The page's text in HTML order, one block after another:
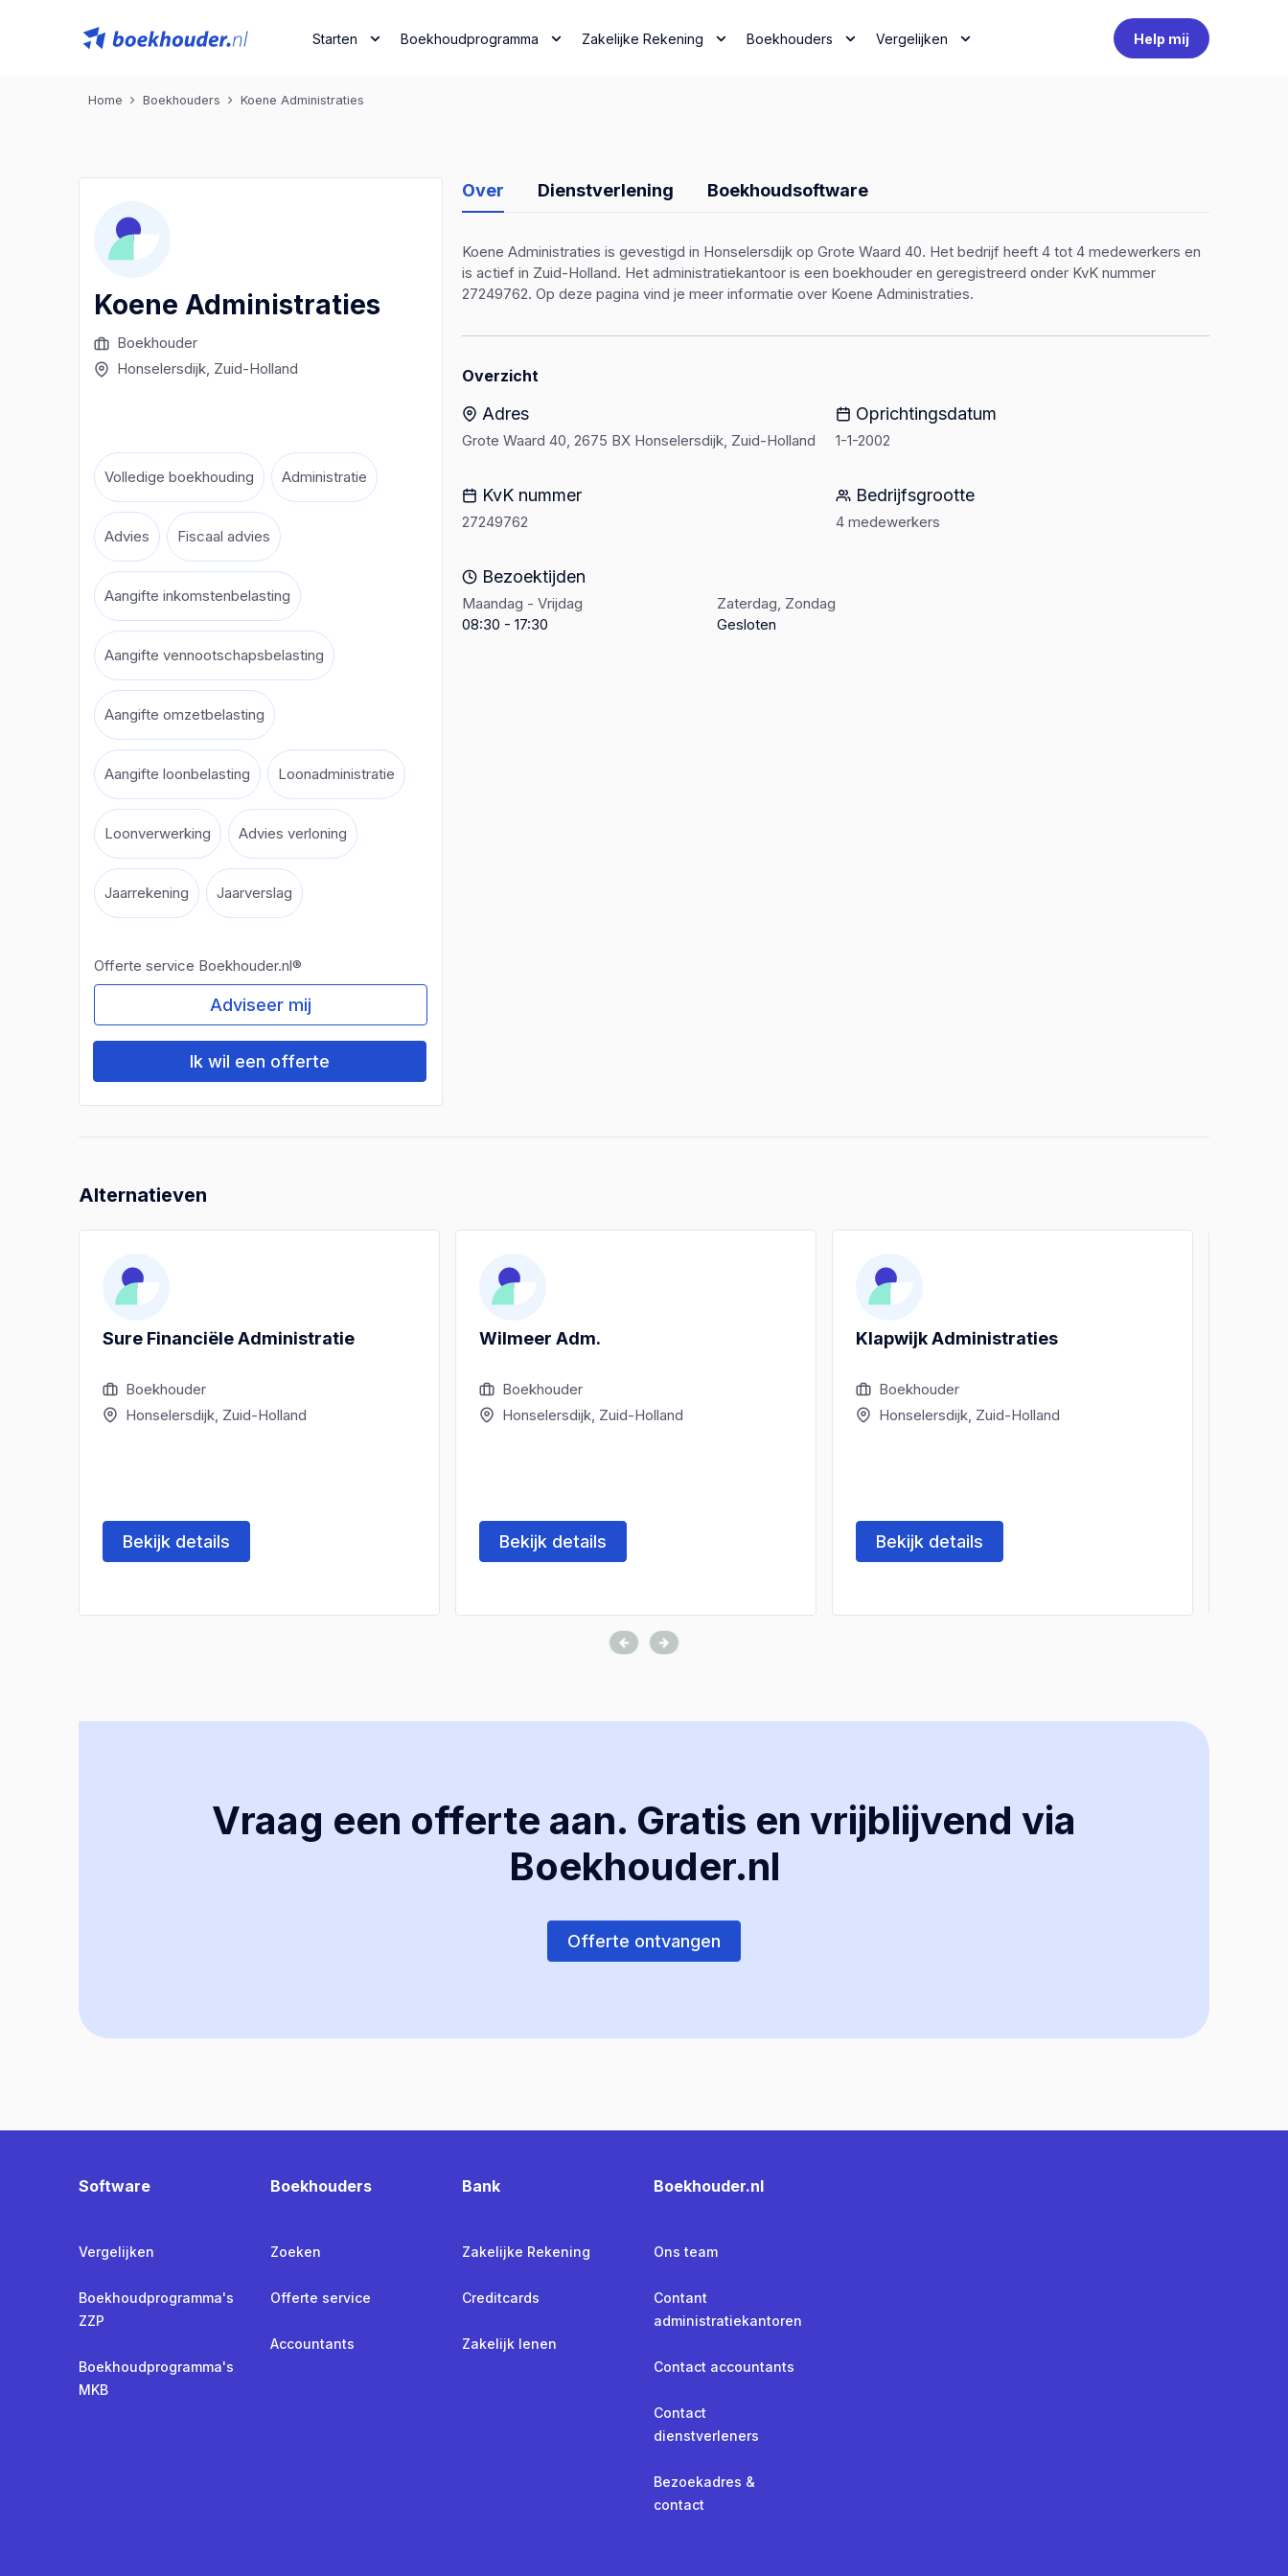
Starten Boekhoudprogramma Zakelijke Rekening Boekhouders Vergelijken Help mij
Home Boekhouders Koene Administraties
Koene Administraties
Boekhouder
Honselersdijk, Zuid-Holland
Volledige boekhouding Administratie
Advies Fiscaal advies
Aangifte inkomstenbelasting
Aangifte vennootschapsbelasting
Aangifte omzetbelasting
Aangifte loonbelasting Loonadministratie
Loonverwerking Advies verloning
Jaarrekening Jaarverslag
Offerte service Boekhouder.nl®
Adviseer mij
Ik wil een offerte
Over Dienstverlening Boekhoudsoftware
Koene Administraties is gevestigd in Honselersdijk op Grote Waard 40. Het bedrijf heeft 4 tot 4 medewerkers en
is actief in Zuid-Holland. Het administratiekantoor is een boekhouder en geregistreerd onder KvK nummer
27249762. Op deze pagina vind je meer informatie over Koene Administraties.
Overzicht
Adres
Grote Waard 40, 2675 BX Honselersdijk, Zuid-Holland
Oprichtingsdatum
1-1-2002
KvK nummer
27249762
Bedrijfsgrootte
4 medewerkers
Bezoektijden
Maandag - Vrijdag
08:30 - 17:30
Zaterdag, Zondag
Gesloten
Alternatieven
Sure Financiële Administratie
Boekhouder
Honselersdijk, Zuid-Holland
Bekijk details
Wilmeer Adm.
Boekhouder
Honselersdijk, Zuid-Holland
Bekijk details
Klapwijk Administraties
Boekhouder
Honselersdijk, Zuid-Holland
Bekijk details
Vraag een offerte aan. Gratis en vrijblijvend via
Boekhouder.nl
Offerte ontvangen
Software
Vergelijken
Boekhoudprogramma's
ZZP
Boekhoudprogramma's
MKB
Boekhouders
Zoeken
Offerte service
Accountants
Bank
Zakelijke Rekening
Creditcards
Zakelijk lenen
Boekhouder.nl
Ons team
Contant
administratiekantoren
Contact accountants
Contact
dienstverleners
Bezoekadres &
contact